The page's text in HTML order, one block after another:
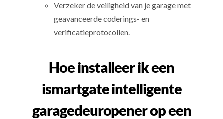
Verzeker de veiligheid van je garage met
geavanceerde coderings- en
verificatieprotocollen.
Hoe installeer ik een
ismartgate intelligente
garagedeuropener op een